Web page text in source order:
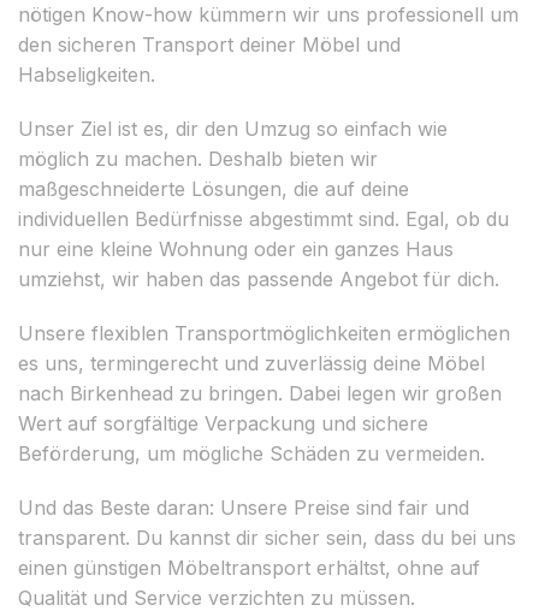
nötigen Know-how kümmern wir uns professionell um
den sicheren Transport deiner Möbel und
Habseligkeiten.
Unser Ziel ist es, dir den Umzug so einfach wie
möglich zu machen. Deshalb bieten wir
maßgeschneiderte Lösungen, die auf deine
individuellen Bedürfnisse abgestimmt sind. Egal, ob du
nur eine kleine Wohnung oder ein ganzes Haus
umziehst, wir haben das passende Angebot für dich.
Unsere flexiblen Transportmöglichkeiten ermöglichen
es uns, termingerecht und zuverlässig deine Möbel
nach Birkenhead zu bringen. Dabei legen wir großen
Wert auf sorgfältige Verpackung und sichere
Beförderung, um mögliche Schäden zu vermeiden.
Und das Beste daran: Unsere Preise sind fair und
transparent. Du kannst dir sicher sein, dass du bei uns
einen günstigen Möbeltransport erhältst, ohne auf
Qualität und Service verzichten zu müssen.